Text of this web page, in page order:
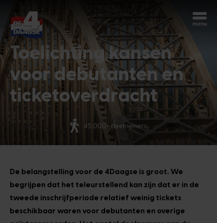
Toelichting kansen
voor debutanten en
ticketoverdracht
Meer dan 70 nationaliteiten
De belangstelling voor de 4Daagse is groot. We
begrijpen dat het teleurstellend kan zijn dat er in de
tweede inschrijfperiode relatief weinig tickets
beschikbaar waren voor debutanten en overige
Begin opnieuw
Chatbot Miles
Stel je vragen 24/7
Vandaag
Hoi, ik ben Miles, de chatbot van de
4Daagse. Waar kan ik je mee helpen?
3:10 AM